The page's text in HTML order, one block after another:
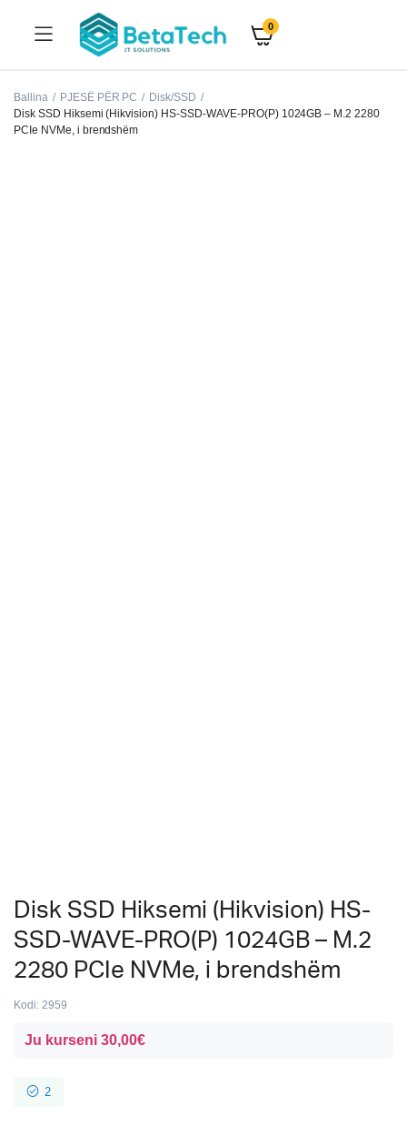
0
Ballina PJESË PËR PC
Disk/SSD
Disk SSD Hiksemi (Hikvision) HS-SSD-WAVE-PRO(P) 1024GB – M.2 2280
PCIe NVMe, i brendshëm
Disk SSD Hiksemi (Hikvision) HS-
SSD-WAVE-PRO(P) 1024GB – M.2
2280 PCIe NVMe, i brendshëm
Kodi: 2959
Ju kurseni 30,00€
2